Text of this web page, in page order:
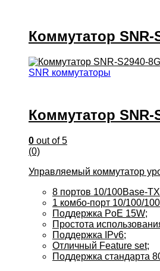
Коммутатор SNR-
SNR коммутаторы
Коммутатор SNR-
0 out of 5
(0)
Управляемый коммутатор
8 портов 10/100Base-
1 комбо-порт 10/100/
Поддержка PoE 15W;
Простота
Поддержка IPv6;
Отличный Feature set;
Поддержка стандарта